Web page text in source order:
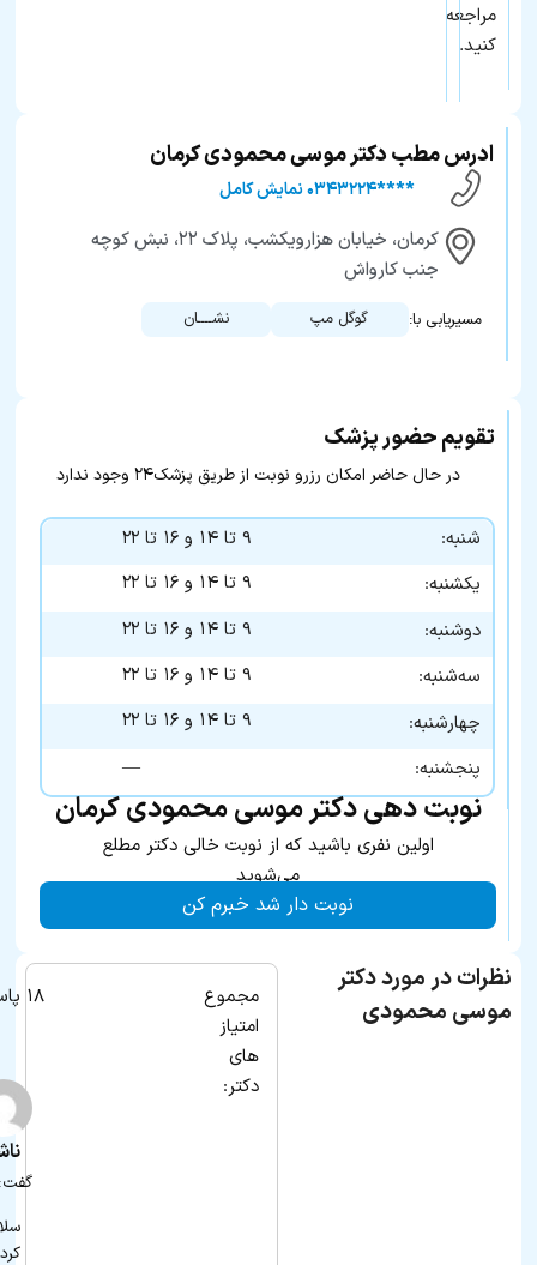
مراجعه
کنید.
ادرس مطب دکتر موسی محمودی کرمان
****۰۳۴۳۲۲۴ نمایش کامل
کرمان، خیابان هزارویکشب، پلاک ۲۲، نبش کوچه
جنب کارواش
مسیریابی با: گوگل مپ نشــــان
تقویم حضور پزشک
در حال حاضر امکان رزرو نوبت از طریق پزشک۲۴ وجود ندارد
شنبه:
۹ تا ۱۴ و ۱۶ تا ۲۲
یکشنبه:
۹ تا ۱۴ و ۱۶ تا ۲۲
دوشنبه:
۹ تا ۱۴ و ۱۶ تا ۲۲
سه‌شنبه:
۹ تا ۱۴ و ۱۶ تا ۲۲
چهارشنبه:
۹ تا ۱۴ و ۱۶ تا ۲۲
پنجشنبه:
—
نوبت دهی دکتر موسی محمودی کرمان
اولین نفری باشید که از نوبت خالی دکتر مطلع
می‌شوید
نوبت دار شد خبرم کن
نظرات در مورد دکتر
موسی محمودی
مجموع
امتیاز
های
دکتر:
۱۸ پاسخ